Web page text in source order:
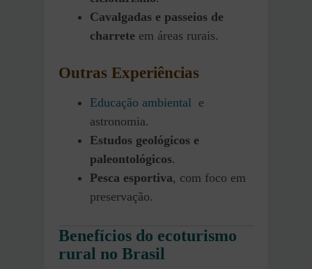
Cavalgadas e passeios de
charrete em áreas rurais.
Outras Experiências
Educação ambiental e
astronomia.
Estudos geológicos e
paleontológicos.
Pesca esportiva, com foco em
preservação.
Benefícios do ecoturismo
rural no Brasil